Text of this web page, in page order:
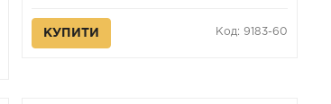
КУПИТИ Код: 9183-60